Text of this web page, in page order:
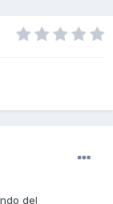
del